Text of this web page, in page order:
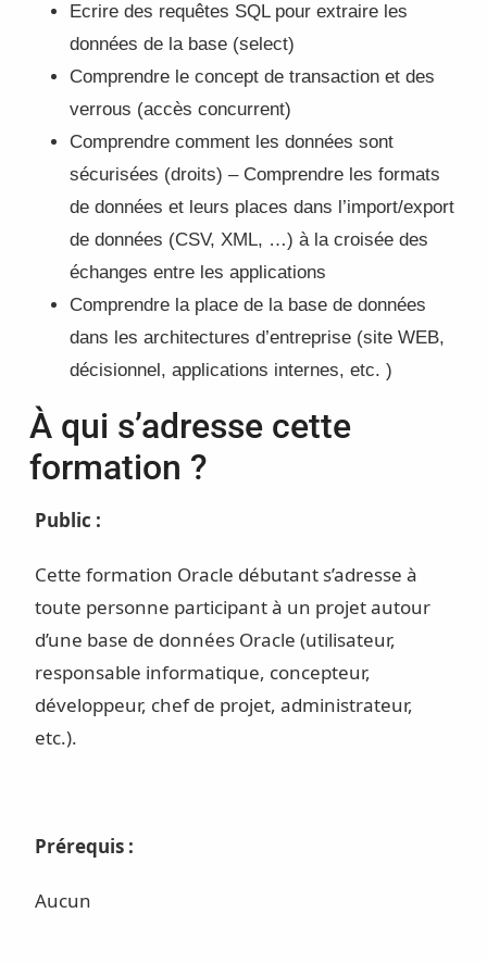
Ecrire des requêtes SQL pour extraire les
données de la base (select)
Comprendre le concept de transaction et des
verrous (accès concurrent)
Comprendre comment les données sont
sécurisées (droits) – Comprendre les formats
de données et leurs places dans l’import/export
de données (CSV, XML, …) à la croisée des
échanges entre les applications
Comprendre la place de la base de données
dans les architectures d’entreprise (site WEB,
décisionnel, applications internes, etc. )
À qui s’adresse cette
formation ?
Public :
Cette formation Oracle débutant s’adresse à
toute personne participant à un projet autour
d’une base de données Oracle (utilisateur,
responsable informatique, concepteur,
développeur, chef de projet, administrateur,
etc.).
Prérequis :
Aucun